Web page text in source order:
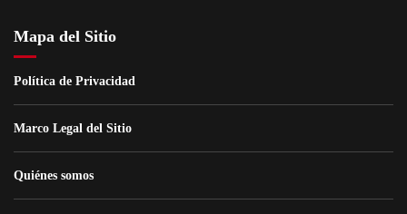
Mapa del Sitio
Política de Privacidad
Marco Legal del Sitio
Quiénes somos